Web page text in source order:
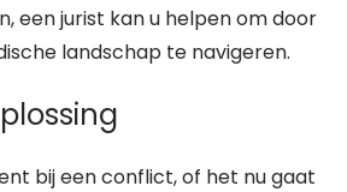
een jurist kan u helpen om door
landschap te navigeren.
bij een conflict, of het nu gaat